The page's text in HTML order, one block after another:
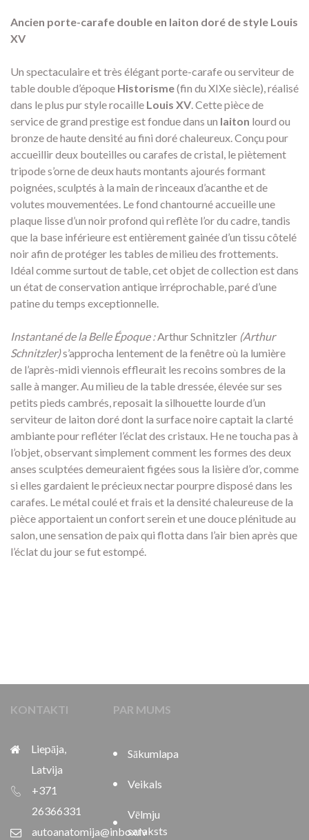
Ancien porte-carafe double en laiton doré de style Louis
XV
Un spectaculaire et très élégant porte-carafe ou serviteur de
table double d’époque Historisme(fin du XIXe siècle), réalisé
dans le plus pur style rocaille Louis XV. Cette pièce de
service de grand prestige est fondue dans un laiton lourd ou
bronze de haute densité au fini doré chaleureux. Conçu pour
accueillir deux bouteilles ou carafes de cristal, le piètement
tripode s’orne de deux hauts montants ajourés formant
poignées, sculptés à la main de rinceaux d’acanthe et de
volutes mouvementées. Le fond chantourné accueille une
plaque lisse d’un noir profond qui reflète l’or du cadre, tandis
que la base inférieure est entièrement gainée d’un tissu côtelé
noir afin de protéger les tables de milieu des frottements.
Idéal comme surtout de table, cet objet de collection est dans
un état de conservation antique irréprochable, paré d’une
patine du temps exceptionnelle.
Instantané de la Belle Époque :Arthur Schnitzler (Arthur
Schnitzler)s’approcha lentement de la fenêtre où la lumière
de l’après-midi viennois effleurait les recoins sombres de la
salle à manger. Au milieu de la table dressée, élevée sur ses
petits pieds cambrés, reposait la silhouette lourde d’un
serviteur de laiton doré dont la surface noire captait la clarté
ambiante pour refléter l’éclat des cristaux. He ne toucha pas à
l’objet, observant simplement comment les formes des deux
anses sculptées demeuraient figées sous la lisière d’or, comme
si elles gardaient le précieux nectar pourpre disposé dans les
carafes. Le métal coulé et frais et la densité chaleureuse de la
pièce apportaient un confort serein et une douce plénitude au
salon, une sensation de paix qui flotta dans l’air bien après que
l’éclat du jour se fut estompé.
KONTAKTI
Liepāja,
Latvija
+371
26366331
autoanatomija@inbox.lv
PAR MUMS
Sākumlapa
Veikals
Vēlmju
saraksts